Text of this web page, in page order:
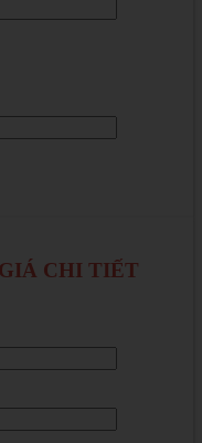
CHI TIẾT